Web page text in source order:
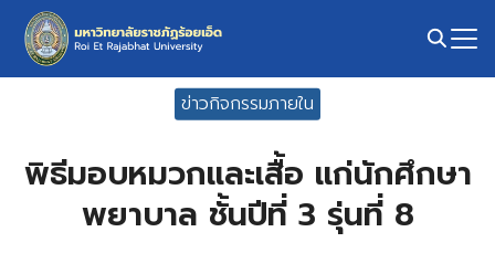
Skip
content
ข่าวกิจกรรมภายใน
พิธีมอบหมวกและเสื้อ แก่นักศึกษา
พยาบาล ชั้นปีที่ 3 รุ่นที่ 8